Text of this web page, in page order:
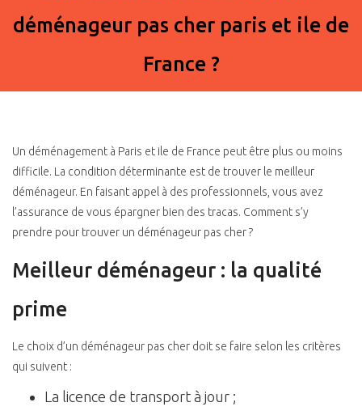
déménageur pas cher paris et ile de
France ?
Un déménagement à Paris et ile de France peut être plus ou moins
difficile. La condition déterminante est de trouver le meilleur
déménageur. En faisant appel à des professionnels, vous avez
l’assurance de vous épargner bien des tracas. Comment s’y
prendre pour trouver un déménageur pas cher ?
Meilleur déménageur : la qualité
prime
Le choix d’un déménageur pas cher doit se faire selon les critères
qui suivent :
La licence de transport à jour ;